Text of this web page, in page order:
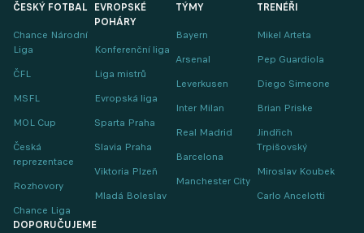
ČESKÝ FOTBAL
Chance Národní
Liga
ČFL
MSFL
MOL Cup
Česká
reprezentace
Rozhovory
Chance Liga
EVROPSKÉ
POHÁRY
Konferenční liga
Liga mistrů
Evropská liga
Sparta Praha
Slavia Praha
Viktoria Plzeň
Mladá Boleslav
TÝMY
Bayern
Arsenal
Leverkusen
Inter Milan
Real Madrid
Barcelona
Manchester City
TRENÉŘI
Mikel Arteta
Pep Guardiola
Diego Simeone
Brian Priske
Jindřich
Trpišovský
Miroslav Koubek
Carlo Ancelotti
DOPORUČUJEME